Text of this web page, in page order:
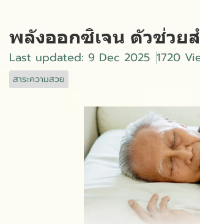
พลังออกซิเจน ตัวช่ว
Last updated: 9 Dec 2025 1720
สาระความสวย